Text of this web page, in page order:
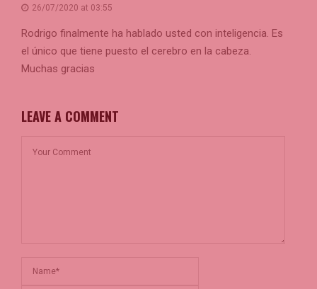
26/07/2020 at 03:55
Rodrigo finalmente ha hablado usted con inteligencia. Es
el único que tiene puesto el cerebro en la cabeza.
Muchas gracias
LEAVE A COMMENT